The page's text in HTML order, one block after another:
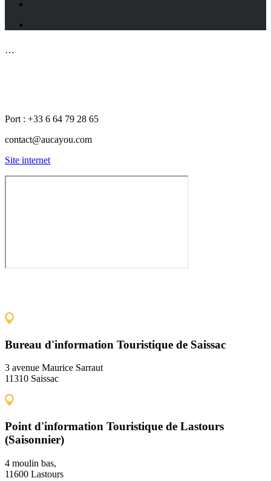
…
Port : +33 6 64 79 28 65
contact@aucayou.com
Site internet
Bureau d'information Touristique de Saissac
3 avenue Maurice Sarraut
11310 Saissac
Point d'information Touristique de Lastours
(Saisonnier)
4 moulin bas,
11600 Lastours